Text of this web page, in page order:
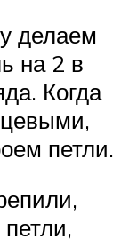
делаем
на 2 в
Когда
петли.